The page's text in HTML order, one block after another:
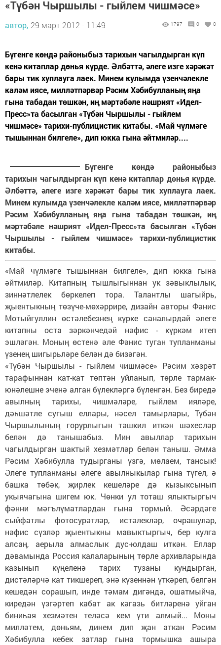
«Түбән Чыршылы - гыйлем чишмәсе»
автор, 29 март 2012 - 11:49 1797 0 0
Бүгенге көндә районыбыз тарихын чагылдырган күп
кенә китаплар дөнья күрде. Әлбәттә, әлеге изге хәрәкәт
бары тик хуплауга лаек. Минем кулымда үзенчәлекле
каләм иясе, милләтпәрвәр Рәсим Хәбибулланың яңа
гына табадан төшкән, иң мәртәбәле нәшрият «Идел-
Пресс»та басылган «Түбән Чыршылы - гыйлем
чишмәсе» тарихи-публицистик китабы. «Май чүлмәге
тышыннан билгеле», дип юкка гына әйтмиләр....
Бүгенге көндә районыбыз
тарихын чагылдырган күп кенә китаплар дөнья күрде.
Әлбәттә, әлеге изге хәрәкәт бары тик хуплауга лаек.
Минем кулымда үзенчәлекле каләм иясе, милләтпәрвәр
Рәсим Хәбибулланың яңа гына табадан төшкән, иң
мәртәбәле нәшрият «Идел-Пресс»та басылган «Түбән
Чыршылы - гыйлем чишмәсе» тарихи-публицистик
китабы.
«Май чүлмәге тышыннан билгеле», дип юкка гына
әйтмиләр. Китапның тышлыгыннан ук зәвыклылык,
зиннәтлелек бөркелеп тора. Талантлы шагыйрь,
җыентыкның төзүче-мөхәррире, дизайн авторы Фәнис
Мотыйгуллин өстәлебезнең күрке саналырдай әлеге
китапны оста зәркәнчедәй нәфис - күркәм итеп
эшләгән. Моның өстенә әле Фәнис туган тупланманы
үзенең шигырьләре белән дә бизәгән.
«Түбән Чыршылы - гыйлем чишмәсе» Рәсим хәзрәт
тарафыннан кат-кат төптән уйланып, төрле тармак-
юнәлешне эченә алган бүлекләргә бүленгән. Без биредә
авылның тарихы, чишмәләре, гыйлем ияләре,
дәһшәтле сугыш еллары, нәсел тамырлары, Түбән
Чыршылының горурлыгын тәшкил иткән шәхесләр
белән дә танышабыз. Мин авыллар тарихын
чагылдырган шактый хезмәтләр белән таныш. Әмма
Рәсим Хәбибулла тудырганы үзгә, мөлаем, тансык!
Әлеге тупланманы әлеге авылныкылар гына түгел, ә
башка төбәк, җирлек кешеләре дә кызыксынып
укыячагына шигем юк. Чөнки ул тоташ ялыктыргыч
фәнни мәгълүматлардан гына тормый. Әсәрдәге
сыйфатлы фотосурәтләр, истәлекләр, очрашулар,
нәфис сүзләр җыентыкны мавыктыргыч, бер кулга
алсаң, аерыла алмаслык дус-юлдаш иткән. Еллар
дәвамында Россия калаларының төрле архивларында
казынып күңеленә тарих тузаны кундырган,
дистәләрчә кат тикшереп, энә күзеннән үткәреп, белгән
кешедән сорашып, инде тәмам дигәндә, ошатмыйча,
киредән үзгәртеп кабат ак кәгазь битләренә уйган
биниһая хезмәтен теләсә кем үти алмый... Моны
милләтем, дөньям, динем дип җан аткан Рәсим
Хәбибулла кебек затлар гына тормышка ашыра